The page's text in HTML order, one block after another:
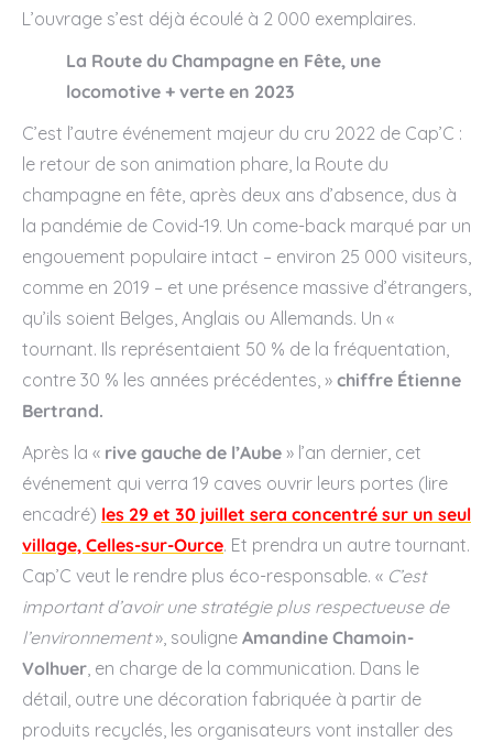
L’ouvrage s’est déjà écoulé à 2 000 exemplaires.
La Route du Champagne en Fête, une
locomotive + verte en 2023
C’est l’autre événement majeur du cru 2022 de Cap’C :
le retour de son animation phare, la Route du
champagne en fête, après deux ans d’absence, dus à
la pandémie de Covid-19. Un come-back marqué par un
engouement populaire intact – environ 25 000 visiteurs,
comme en 2019 – et une présence massive d’étrangers,
qu’ils soient Belges, Anglais ou Allemands. Un «
tournant. Ils représentaient 50 % de la fréquentation,
contre 30 % les années précédentes, » chiffre Étienne
Bertrand.
Après la « rive gauche de l’Aube » l’an dernier, cet
événement qui verra 19 caves ouvrir leurs portes (lire
encadré) les 29 et 30 juillet sera concentré sur un seul
village, Celles-sur-Ource. Et prendra un autre tournant.
Cap’C veut le rendre plus éco-responsable. « C’est
important d’avoir une stratégie plus respectueuse de
l’environnement», souligne Amandine Chamoin-
Volhuer, en charge de la communication. Dans le
détail, outre une décoration fabriquée à partir de
produits recyclés, les organisateurs vont installer des